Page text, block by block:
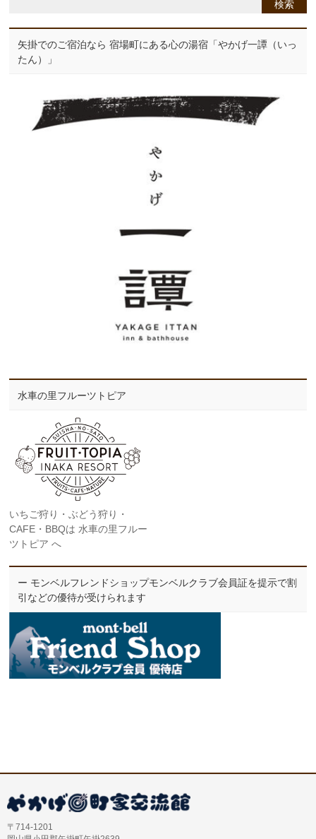
矢掛でのご宿泊なら 宿場町にある心の湯宿「やかげ一譚（いっ
たん）」
水車の里フルーツトピア
いちご狩り・ぶどう狩り・
CAFE・BBQは 水車の里フルー
ツトピア へ
ー モンベルフレンドショップモンベルクラブ会員証を提示で割
引などの優待が受けられます
〒714-1201